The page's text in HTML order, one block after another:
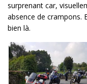
surprenant car,
absence de crampons.
bien là.